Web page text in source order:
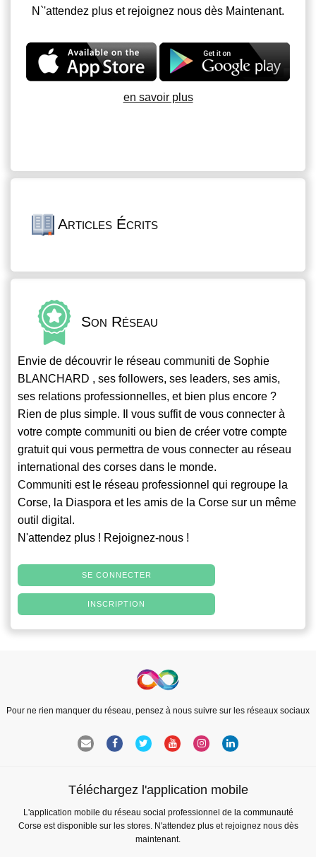
N`'attendez plus et rejoignez nous dès Maintenant.
en savoir plus
Articles Écrits
Son Réseau
Envie de découvrir le réseau communiti de Sophie
BLANCHARD , ses followers, ses leaders, ses amis,
ses relations professionnelles, et bien plus encore ?
Rien de plus simple. Il vous suffit de vous connecter à
votre compte communiti ou bien de créer votre compte
gratuit qui vous permettra de vous connecter au réseau
international des corses dans le monde.
Communiti est le réseau professionnel qui regroupe la
Corse, la Diaspora et les amis de la Corse sur un même
outil digital.
N'attendez plus ! Rejoignez-nous !
SE CONNECTER
INSCRIPTION
Pour ne rien manquer du réseau, pensez à nous suivre sur les réseaux sociaux
Téléchargez l'application mobile
L'application mobile du réseau social professionnel de la communauté
Corse est disponible sur les stores. N'attendez plus et rejoignez nous dès
maintenant.